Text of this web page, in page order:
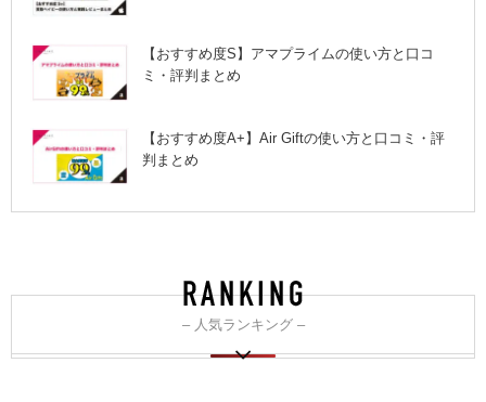
【おすすめ度S】アマプライムの使い方と口コ
ミ・評判まとめ
【おすすめ度A+】Air Giftの使い方と口コミ・評
判まとめ
– 人気ランキング –